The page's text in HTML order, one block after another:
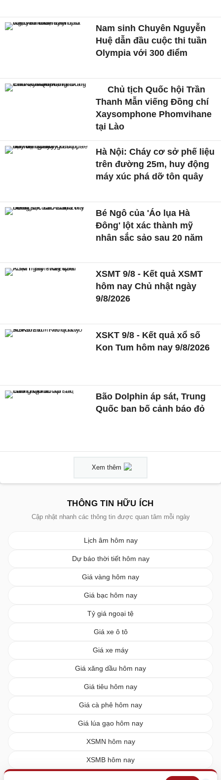
Nam sinh Chuyên Nguyễn
Huệ dẫn đầu cuộc thi tuần
Olympia với 300 điểm
Chủ tịch Quốc hội Trần
Thanh Mẫn viếng Đồng chí
Xaysomphone Phomvihane
tại Lào
Hà Nội: Cháy cơ sở phế liệu
trên đường 25m, huy động
máy xúc phá dỡ tôn quây
Bé Ngô của 'Áo lụa Hà
Đông' lột xác thành mỹ
nhân sắc sảo sau 20 năm
XSMT 9/8 - Kết quả XSMT
hôm nay Chủ nhật ngày
9/8/2026
XSKT 9/8 - Kết quả xổ số
Kon Tum hôm nay 9/8/2026
Bão Dolphin áp sát, Trung
Quốc ban bố cảnh báo đỏ
Xem thêm
THÔNG TIN HỮU ÍCH
Cập nhật nhanh các thông tin được quan tâm mỗi ngày
Lịch âm hôm nay
Dự báo thời tiết hôm nay
Giá vàng hôm nay
Giá bạc hôm nay
Tỷ giá ngoại tệ
Giá xe ô tô
Giá xe máy
Giá xăng dầu hôm nay
Giá tiêu hôm nay
Giá cà phê hôm nay
Giá lúa gạo hôm nay
XSMN hôm nay
XSMB hôm nay